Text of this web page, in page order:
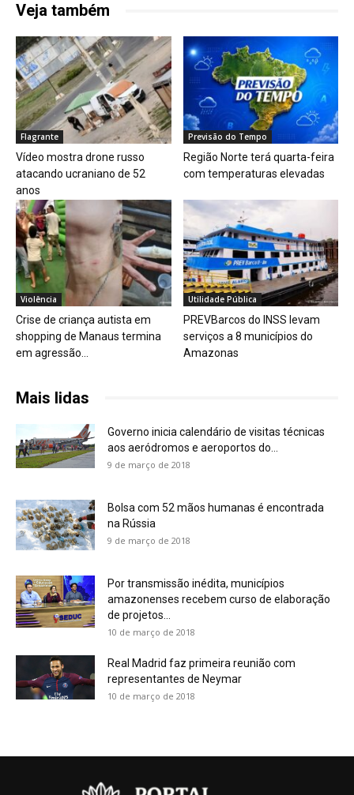
Veja também
Flagrante
Vídeo mostra drone russo
atacando ucraniano de 52
anos
Previsão do Tempo
Região Norte terá quarta-feira
com temperaturas elevadas
Violência
Crise de criança autista em
shopping de Manaus termina
em agressão...
Utilidade Pública
PREVBarcos do INSS levam
serviços a 8 municípios do
Amazonas
Mais lidas
Governo inicia calendário de visitas técnicas
aos aeródromos e aeroportos do...
9 de março de 2018
Bolsa com 52 mãos humanas é encontrada
na Rússia
9 de março de 2018
Por transmissão inédita, municípios
amazonenses recebem curso de elaboração
de projetos...
10 de março de 2018
Real Madrid faz primeira reunião com
representantes de Neymar
10 de março de 2018